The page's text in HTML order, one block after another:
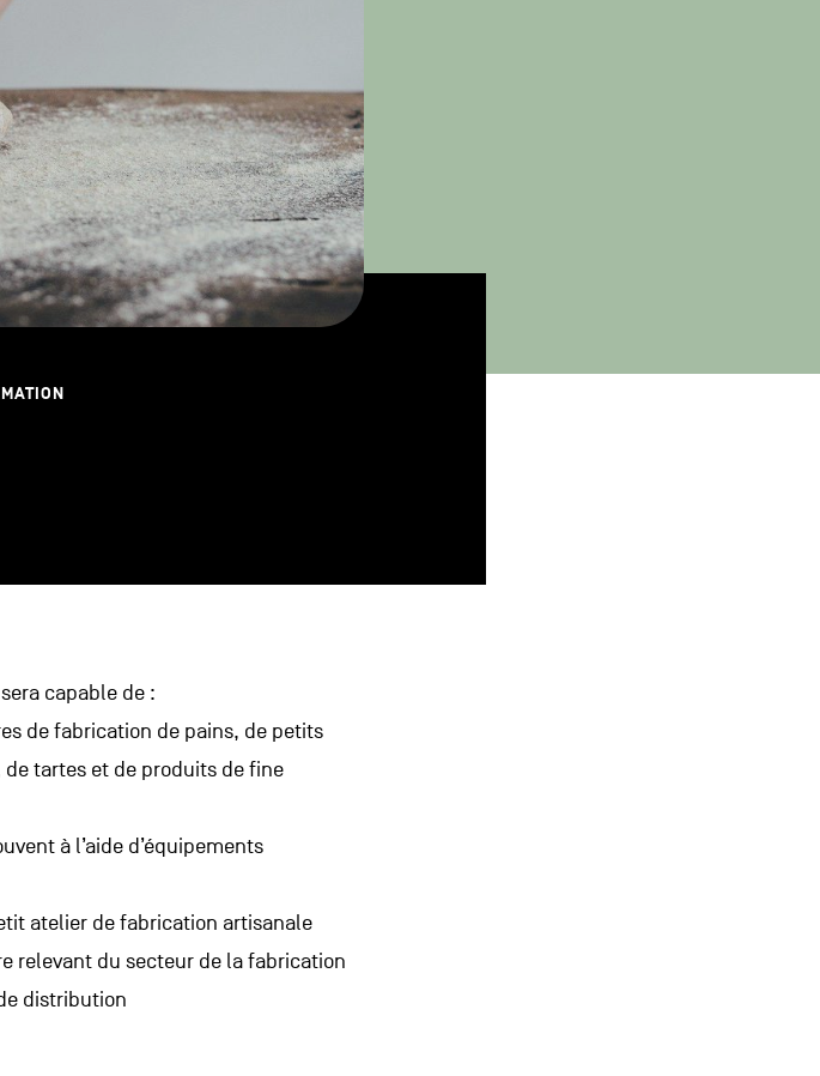
capable de :
de fabrication de pains, de petits
tartes et de produits de fine
à l’aide d’équipements
atelier de fabrication artisanale
relevant du secteur de la fabrication
distribution